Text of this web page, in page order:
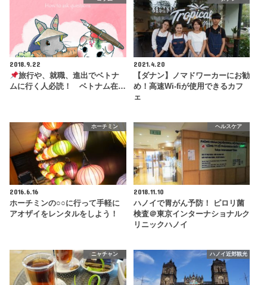
2018.9.22
旅行や、就職、進出でベトナ
ムに行く人必読！ ベトナム在…
2021.4.20
【ダナン】ノマドワーカーにお勧
め！高速Wi-fiが使用できるカフ
ェ
ホーチミン
2016.6.16
ホーチミンの○○に行って手軽に
アオザイをレンタルをしよう！
ヘルスケア
2018.11.10
ハノイで胃がん予防！ ピロリ菌
検査＠東京インターナショナルク
リニックハノイ
ニャチャン ハノイ近郊観光